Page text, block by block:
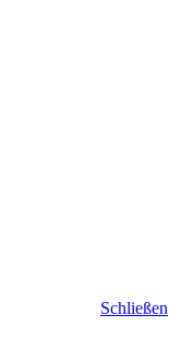
Schließen